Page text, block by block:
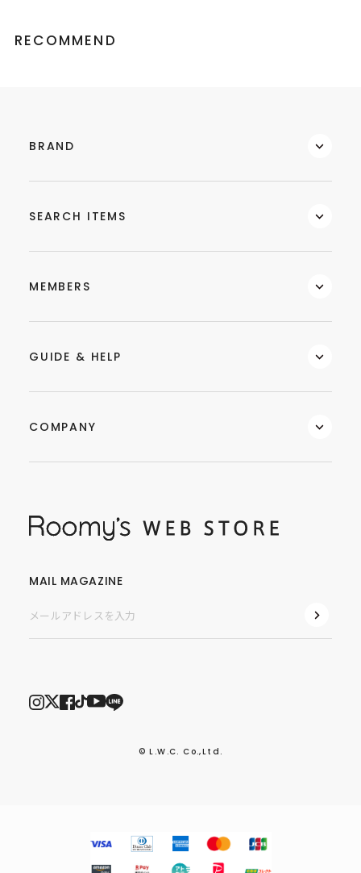
RECOMMEND
BRAND
SEARCH ITEMS
MEMBERS
GUIDE & HELP
COMPANY
MAIL MAGAZINE
© L.W.C. Co.,Ltd.